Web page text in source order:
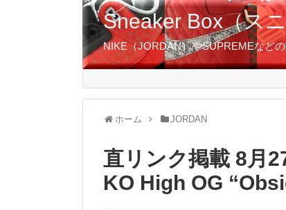
Sneaker Box（ス
NIKE（JORDAN）やSUPREMEなど
ホーム JORDAN
直リンク掲載 8月
KO High OG